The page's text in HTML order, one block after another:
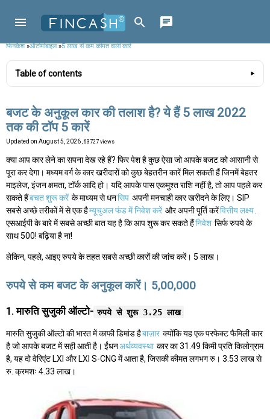
फिनकैश»ऑटोमोबाइल»5 लाख से कम कीमत वाली कारें
Table of contents
बजट के अनुकूल कार की तलाश है? ये हैं 5 लाख 2022
तक की टॉप 5 कारें
Updated on August 5, 2026 , 63727 views
क्या आप कार लेने का सपना देख रहे हैं? फिर पेश है कुछ ऐसा जो आपके बजट को आसानी से
पूरा कर देगा। मध्यम वर्ग के कार खरीदारों को कुछ बेहतरीन कारें मिल सकती हैं जिनमें बेहतर
माइलेज, इंजन क्षमता, टॉर्क आदि हो। यदि आपके पास एकमुश्त राशि नहीं है, तो आप पहले कर
सकते हैंबचत शुरू करें के माध्यम से धनसिप अपनी मनचाही कार खरीदने के लिए। SIP
सबसे अच्छे तरीकों में से एक हैम्यूचुअल फंड में निवेश करें और अपनी पूर्ति करेंवित्तीय लक्ष्य.
एसआईपी के बारे में सबसे अच्छी बात यह है कि आप शुरू कर सकते हैंनिवेश सिर्फ रुपये के
साथ 500! बढ़िया है ना!
लेकिन, पहले, आइए रुपये के तहत सबसे अच्छी कारों की जांच करें। 5 लाख।
रुपये से कम बजट के अनुकूल कारें। 5,00,000
1. मारुति सुजुकी ऑल्टो- रुपये से शुरू 3.25 लाख
मारुति सुजुकी ऑल्टो की भारत में काफी डिमांड हैबाज़ार क्योंकि यह एक परफेक्ट फैमिली कार
है जो आपके बजट में सही आती है। ईंधनअर्थव्यवस्था कार का 31.49 किमी प्रति किलोग्राम
है, यह दो वेरिएंट LXI और LXI S-CNG में आता है, जिसकी कीमत लगभग रु। 3.53 लाख से
रु. क्रमशः 4.33 लाख।